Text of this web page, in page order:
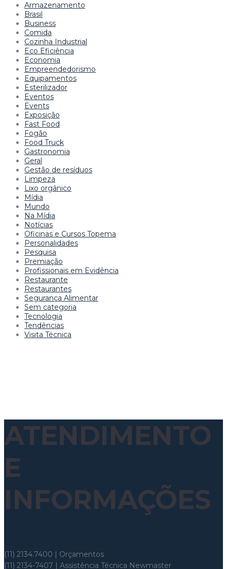
Armazenamento
Brasil
Business
Comida
Cozinha Industrial
Eco Eficiência
Economia
Empreendedorismo
Equipamentos
Esterilizador
Eventos
Events
Exposição
Fast Food
Fogão
Food Truck
Gastronomia
Geral
Gestão de resíduos
Limpeza
Lixo orgânico
Mídia
Mundo
Na Mídia
Notícias
Oficinas e Cursos Topema
Personalidades
Pesquisa
Premiação
Profissionais em Evidência
Restaurante
Restaurantes
Segurança Alimentar
Sem categoria
Tecnologia
Tendências
Visita Técnica
ATENDIMENTO
E
INFORMAÇÕES
(11) 2134.7400 | Orçamentos
(11) 2134-7407 | Assistência Técnica Newmaster